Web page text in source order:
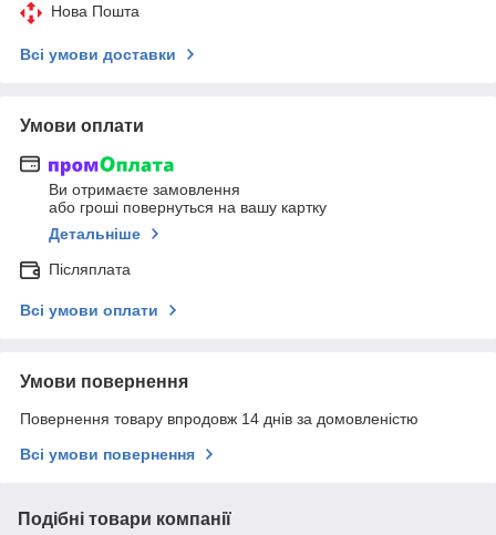
Нова Пошта
Всі умови доставки
Умови оплати
Ви отримаєте замовлення
або гроші повернуться на вашу картку
Детальніше
Післяплата
Всі умови оплати
Умови повернення
Повернення товару впродовж 14 днів за домовленістю
Всі умови повернення
Подібні товари компанії